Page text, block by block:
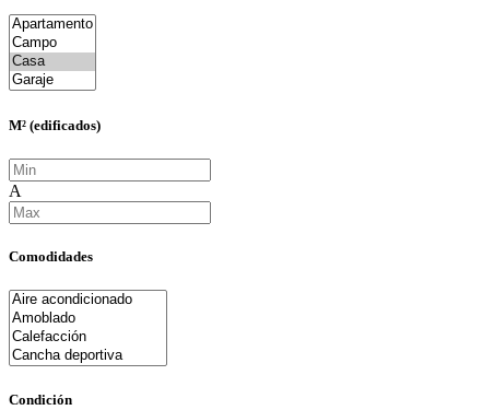
M² (edificados)
A
Comodidades
Condición